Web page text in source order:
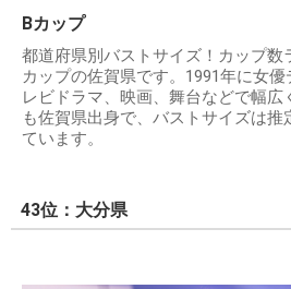
Bカップ
都道府県別バストサイズ！カップ数
カップの佐賀県です。1991年に女
レビドラマ、映画、舞台などで幅
も佐賀県出身で、バストサイズは推
ています。
43位：大分県